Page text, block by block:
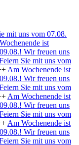
mit uns vom 07.08.
ist
Wir freuen uns
Sie mit uns vom
Am Wochenende ist
Wir freuen uns
Sie mit uns vom
Am Wochenende ist
Wir freuen uns
Sie mit uns vom
Am Wochenende ist
Wir freuen uns
Sie mit uns vom